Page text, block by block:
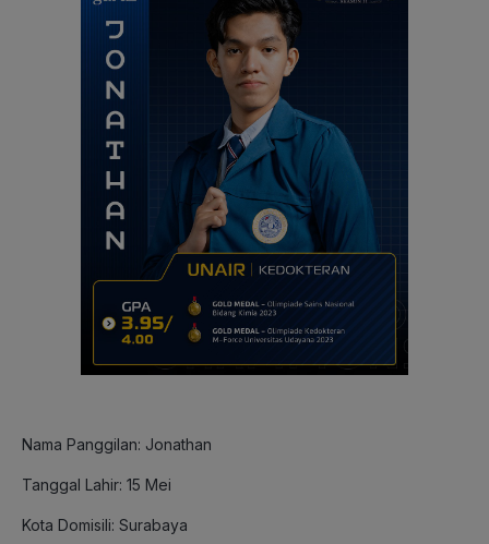
Nama Panggilan: Jonathan
Tanggal Lahir: 15 Mei
Kota Domisili: Surabaya